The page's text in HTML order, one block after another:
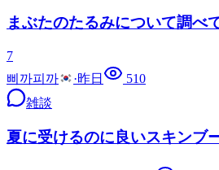
まぶたのたるみについて調べ
7
삐까피까
·昨日
510
雑談
夏に受けるのに良いスキンブ